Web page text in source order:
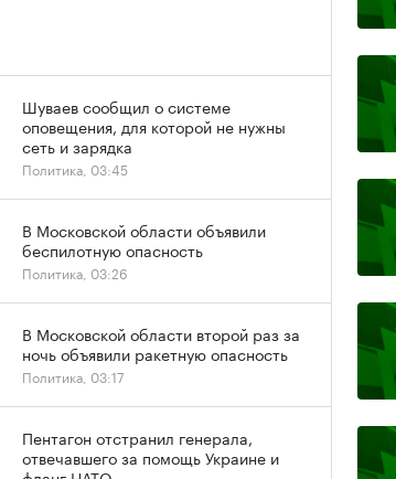
Шуваев сообщил о системе
оповещения, для которой не нужны
сеть и зарядка
Политика, 03:45
В Московской области объявили
беспилотную опасность
Политика, 03:26
В Московской области второй раз за
ночь объявили ракетную опасность
Политика, 03:17
Пентагон отстранил генерала,
отвечавшего за помощь Украине и